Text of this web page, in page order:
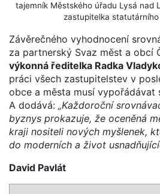
tajemník Městského úřadu Lysá nad
zastupitelka
Závěrečného vyhodnocení
za partnerský Svaz měst a obcí
výkonná ředitelka Radka
práci všech zastupitelstev v
obce a města musí vypořádávat
A dodává: „Každoroční
byznys prokazuje, že oceněná
kraji nositeli nových myšlenek,
do moderních a život
David Pavlát